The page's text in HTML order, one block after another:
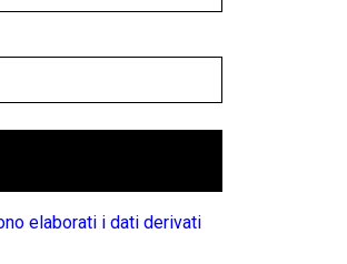
elaborati i dati derivati